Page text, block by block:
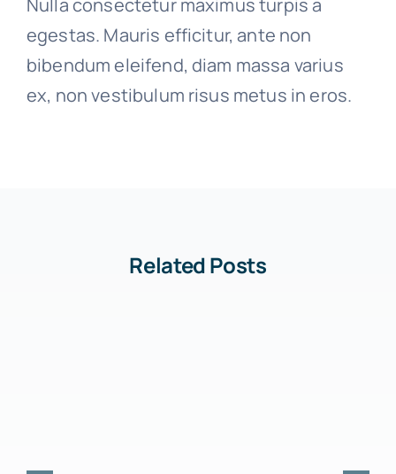
egestas. Mauris efficitur, ante non
bibendum eleifend, diam massa varius
ex, non vestibulum risus metus in eros.
Related Posts